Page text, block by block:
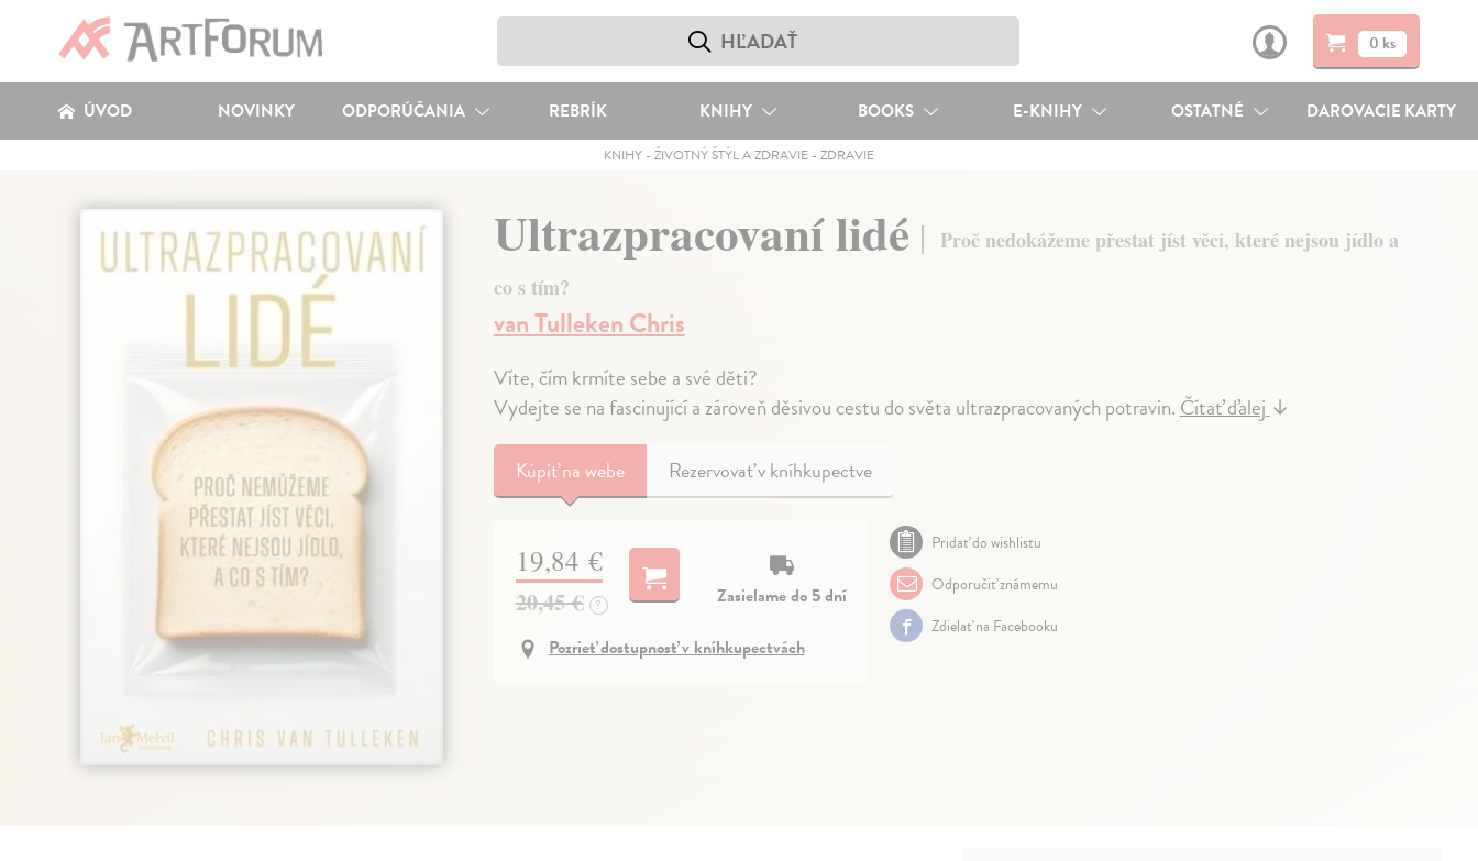
0 ks
ÚVOD NOVINKY ODPORÚČANIA REBRÍK KNIHY BOOKS E-KNIHY OSTATNÉ DAROVACIE KARTY
KNIHY- ŽIVOTNÝ ŠTÝL A ZDRAVIE- ZDRAVIE
Ultrazpracovaní lidé
Proč nedokážeme přestat jíst věci, které nejsou jídlo a
co s tím?
van Tulleken Chris
Víte, čím krmíte sebe a své děti?
Vydejte se na fascinující a zároveň děsivou cestu do světa ultrazpracovaných potravin.Čítať ďalej↓
Kúpiťna webe Rezervovať v kníhkupectve
19,84 €
20,45 € ?
Zasielame do 5 dní
Pozrieť dostupnosť v kníhkupectvách
Pridať do wishlistu
Odporučiť známemu
Zdielať na Facebooku